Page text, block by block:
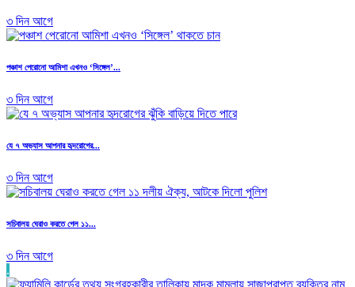
৩ দিন আগে
পঞ্চাশ পেরোনো আমিশা এখনও ‘সিঙ্গেল’...
৩ দিন আগে
যে ৭ অভ্যাস আপনার হৃদরোগের...
৩ দিন আগে
সচিবালয় ঘেরাও করতে গেল ১১...
৩ দিন আগে
.